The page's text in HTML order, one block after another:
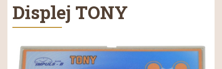
Displej TONY